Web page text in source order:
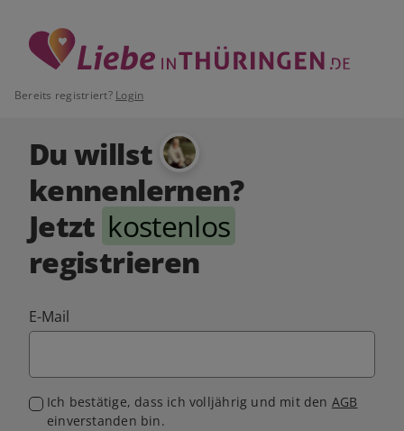
Bereits registriert? Login
Du willst
kennenlernen?
Jetzt kostenlos
registrieren
E-Mail
Ich bestätige, dass ich volljährig und mit den AGB
einverstanden bin.